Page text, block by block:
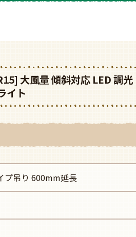
大風量 傾斜対応 LED 調
イト
プ吊り 600mm延長